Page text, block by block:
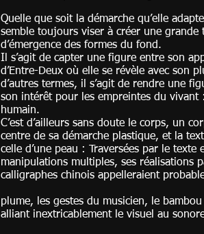
Quelle que soit la démarche qu’elle
semble toujours viser à créer une
d’émergence des formes du fond.
Il s’agit de capter une figure entre son
d’Entre-Deux où elle se
d’autres termes, il s’agit de
son intérêt pour les empreintes du
humain.
C’est d’ailleurs sans doute le corps, un
centre de sa démarche plastique, et la
celle d’une peau : Traversées par le
manipulations multiples, ses réalisations
calligraphes chinois
plume, les gestes du musicien, le
alliant inextricablement le